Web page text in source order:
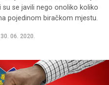
se javili nego onoliko koliko
pojedinom biračkom mjestu.
30. 06. 2020.